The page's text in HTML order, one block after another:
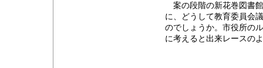
案の段階の新花巻図書
に、どうして教育委員会
のでしょうか。市役所の
に考えると出来レースの